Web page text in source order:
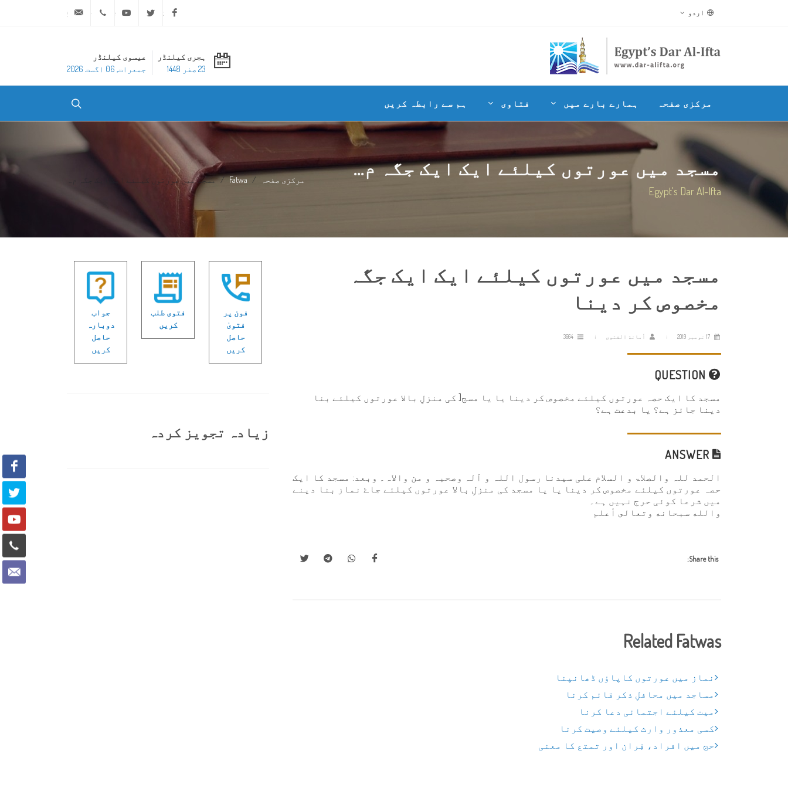
اردو Facebook
Twitter
Youtube
ہجری کیلنڈر
23 صفر 1448
عیسوی کیلنڈر
جمعرات, 06 اگست 2026
مرکزی صفحہ ہمارے بارے میں فتاوی ہم سے رابطہ کریں
مسجد میں عورتوں کیلئے ایک ایک جگہ م...
Egypt's Dar Al-Ifta
مرکزی صفحہ Fatwa مسجد میں عورتوں کیلئے ایک ایک جگہ م...
مسجد میں عورتوں کیلئے ایک ایک جگہ
مخصوص کر دینا
أمانة الفتوى
مسجد کا ایک حصہ عورتوں کیلئے مخصوص کر دینا یا یا مسج[ کی منزلِ بالا عورتوں کیلئے بنا
دینا جائز ہے؟ یا بدعت ہے؟
الحمد للہ والصلاۃ و السلام علی سيدنا رسول اللہ و آلہ وصحبہ و من والاہ۔ وبعد: مسجد کا ایک
حصہ عورتوں کیلئے مخصوص کر دینا یا یا مسجد کی منزلِ بالا عورتوں کیلئے جاۓ نماز بنا دینے
میں شرعا کوئی حرج نہیں ہے۔
والله سبحانه وتعالى أعلم
Share this:
Related Fatwas
نماز میں عورتوں کاپاؤں ڈھانپنا
مساجد میں محافلِ ذکر قائم کرنا
میت کیلئے اجتمائی دعا کرنا
کسی معذور وارث کیلئے وصیت کرنا
حج میں افراد، قِران اور تمتع کا معنی
فون پر
فتویٰ
حاصل
کریں
فتوی طلب
کریں
جواب
دوبارہ
حاصل
کریں
زیادہ تجویز کردہ